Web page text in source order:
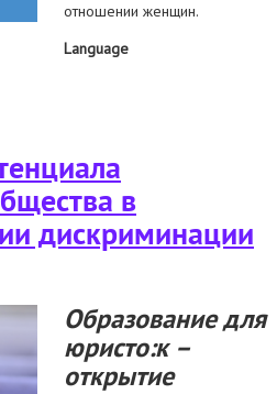
отношении женщин.
Language
доклад комитету по ликвидации
женщин
в
дискриминации
Образование для
юристо:к –
открытие